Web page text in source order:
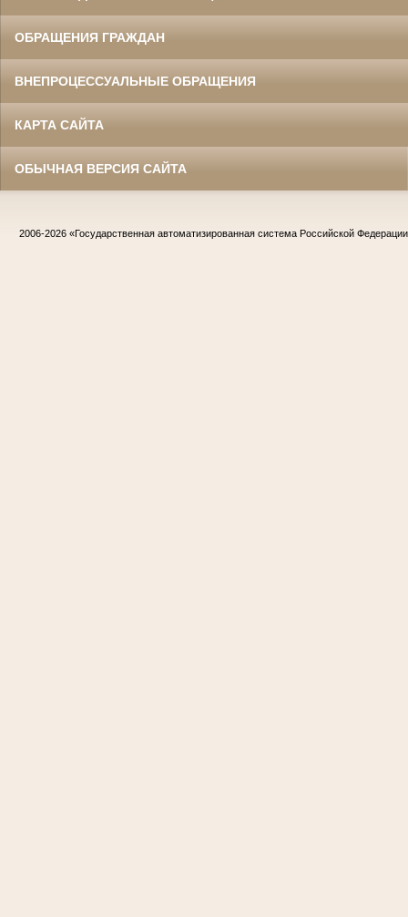
ОБРАЩЕНИЯ ГРАЖДАН
ВНЕПРОЦЕССУАЛЬНЫЕ ОБРАЩЕНИЯ
КАРТА САЙТА
ОБЫЧНАЯ ВЕРСИЯ САЙТА
2006-2026 «Государственная автоматизированная система Российской